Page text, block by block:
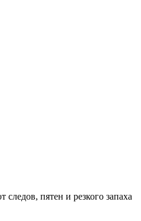
пятен и резкого запаха